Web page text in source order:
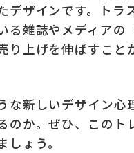
デザインです。トラ
る雑誌やメディアの
り上げを伸ばすこと
な新しいデザイン
のか。ぜひ、このト
しょう。